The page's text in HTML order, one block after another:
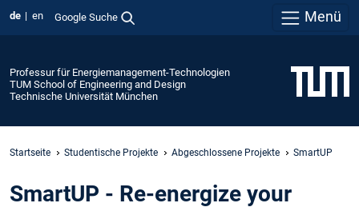
de en Google Suche Menü
Professur für Energiemanagement-Technologien
TUM School of Engineering and Design
Technische Universität München
Startseite Studentische Projekte Abgeschlossene Projekte SmartUP
SmartUP - Re-energize your